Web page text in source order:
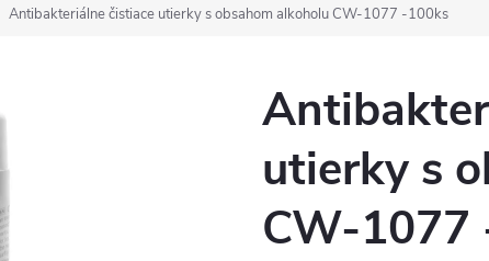
Antibakteriálne čistiace utierky s obsahom alkoholu CW-1077 -100ks
utierky s
CW-1077